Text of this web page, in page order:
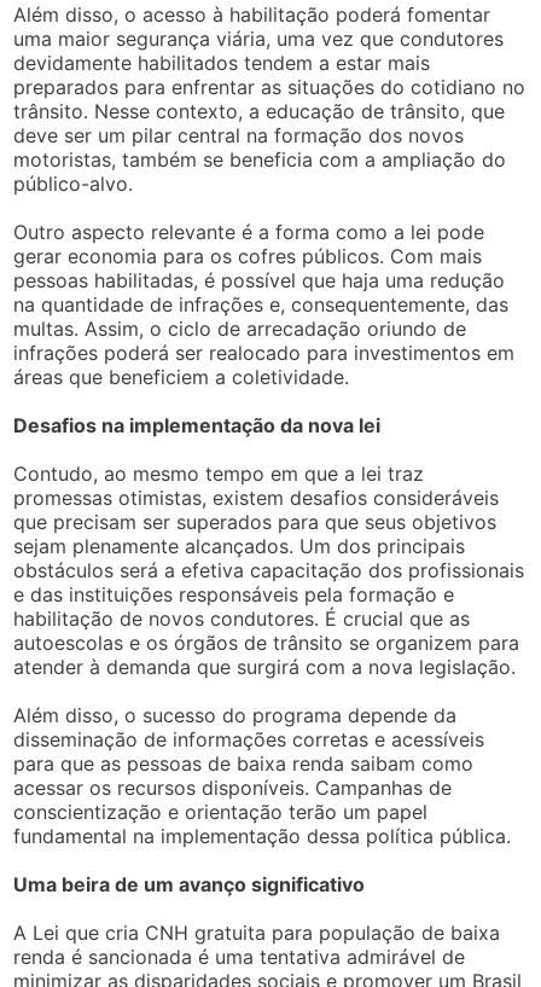
Além disso, o acesso à habilitação poderá fomentar
uma maior segurança viária, uma vez que condutores
devidamente habilitados tendem a estar mais
preparados para enfrentar as situações do cotidiano no
trânsito. Nesse contexto, a educação de trânsito, que
deve ser um pilar central na formação dos novos
motoristas, também se beneficia com a ampliação do
público-alvo.
Outro aspecto relevante é a forma como a lei pode
gerar economia para os cofres públicos. Com mais
pessoas habilitadas, é possível que haja uma redução
na quantidade de infrações e, consequentemente, das
multas. Assim, o ciclo de arrecadação oriundo de
infrações poderá ser realocado para investimentos em
áreas que beneficiem a coletividade.
Desafios na implementação da nova lei
Contudo, ao mesmo tempo em que a lei traz
promessas otimistas, existem desafios consideráveis
que precisam ser superados para que seus objetivos
sejam plenamente alcançados. Um dos principais
obstáculos será a efetiva capacitação dos profissionais
e das instituições responsáveis pela formação e
habilitação de novos condutores. É crucial que as
autoescolas e os órgãos de trânsito se organizem para
atender à demanda que surgirá com a nova legislação.
Além disso, o sucesso do programa depende da
disseminação de informações corretas e acessíveis
para que as pessoas de baixa renda saibam como
acessar os recursos disponíveis. Campanhas de
conscientização e orientação terão um papel
fundamental na implementação dessa política pública.
Uma beira de um avanço significativo
A Lei que cria CNH gratuita para população de baixa
renda é sancionada é uma tentativa admirável de
minimizar as disparidades sociais e promover um Brasil